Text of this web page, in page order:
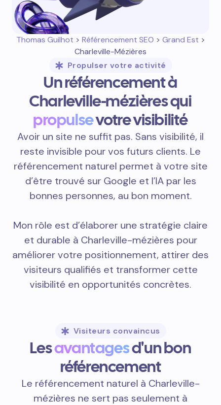
Thomas Guilhot > Référencement SEO > Grand Est >
Charleville-Mézières
Propulser votre activité
Un référencement à
Charleville-mézières qui
propulsevotre visibilité
Avoir un site ne suffit pas. Sans visibilité, il
reste invisible pour vos futurs clients. Le
référencement naturel permet à votre site
d’être trouvé sur Google et l’IA par les
bonnes personnes, au bon moment.
Mon rôle est d’élaborer une stratégie claire
et durable à Charleville-mézières pour
améliorer votre positionnement, attirer des
visiteurs qualifiés et transformer cette
visibilité en opportunités concrètes.
Visiteurs convaincus
Lesavantagesd'un bon
référencement
Le référencement naturel à Charleville-
mézières ne sert pas seulement à